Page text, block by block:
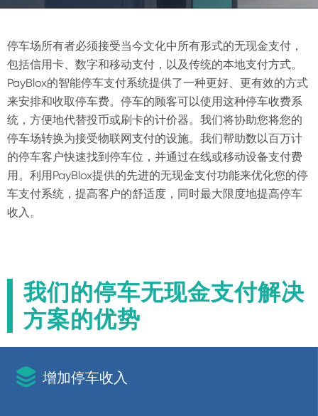
停车场所有者必须接受当今文化中所有形式的无现金支付，
包括信用卡、数字和移动支付，以及传统的本地支付方式。
PayBlox的智能停车支付系统提供了一种更好、更有效的方式
来安排和收取停车费。停车的顾客可以使用这种停车收费系
统，方便地代替投币或刷卡的计价器。我们将协助您将您的
停车场转换为接受物联网支付的设施。我们帮助数以百万计
的停车客户快速找到停车位，并通过在线或移动设备支付费
用。利用PayBlox提供的先进的无现金支付功能来优化您的停
车支付系统，提高客户的舒适度，同时最大限度地提高停车
收入。
我们的停车无现金支付解决
方案的优势
 增加停车收入